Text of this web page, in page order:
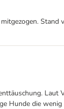
Hunde die